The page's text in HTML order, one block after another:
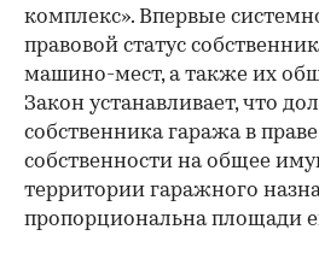
комплекс». Впервые
правовой статус
машино-мест, а также их
Закон устанавливает, что
собственника гаража в
собственности на общее
территории гаражного
пропорциональна площади